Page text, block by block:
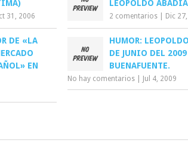
31, 2006
LEOPOLDO
2 comentarios Dic
DE «LA
EN
HUMOR:
DE JUNIO DEL 2009
BUENAFUENTE.
No hay comentarios Jul 4, 2009